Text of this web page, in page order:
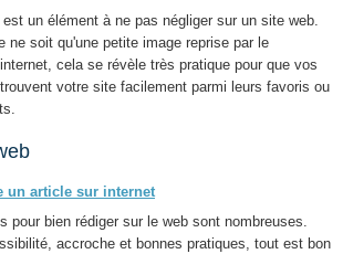
est un élément à ne pas négliger sur un site web.
ne soit qu'une petite image reprise par le
cela se révèle très pratique pour que vos
votre site facilement parmi leurs favoris ou
un article sur internet
pour bien rédiger sur le web sont nombreuses.
accroche et bonnes pratiques, tout est bon